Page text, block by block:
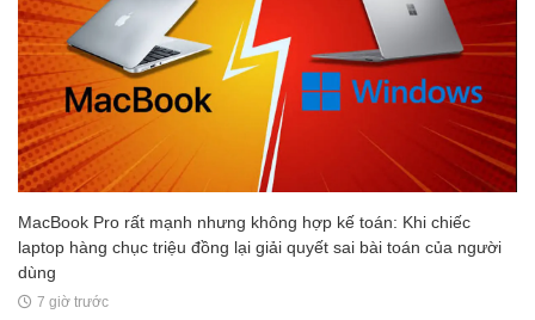
MacBook Pro rất mạnh nhưng không hợp kế toán: Khi chiếc
laptop hàng chục triệu đồng lại giải quyết sai bài toán của người
dùng
7 giờ trước